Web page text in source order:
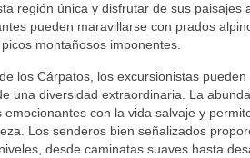
región única y disfrutar de sus paisajes
pueden maravillarse con prados
montañosos imponentes.
los Cárpatos, los excursionistas
una diversidad extraordinaria. La
con la vida salvaje y
Los senderos bien señalizados
desde caminatas suaves hasta